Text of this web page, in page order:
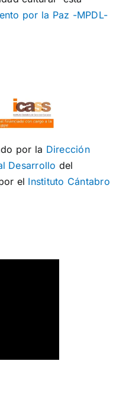
por la Paz -MPDL-
por la Dirección
Desarrollo del
el Instituto Cántabro